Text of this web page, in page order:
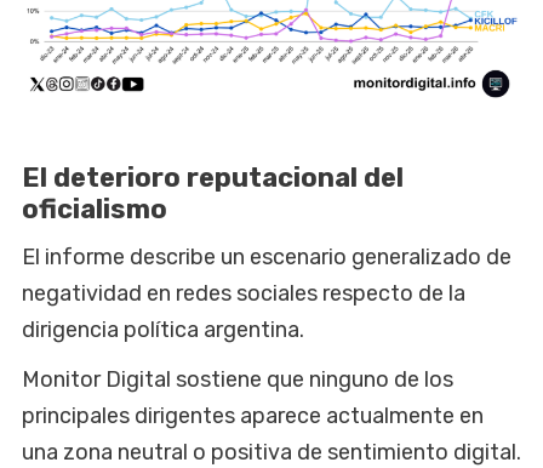
El deterioro reputacional del
oficialismo
El informe describe un escenario generalizado de
negatividad en redes sociales respecto de la
dirigencia política argentina.
Monitor Digital sostiene que ninguno de los
principales dirigentes aparece actualmente en
una zona neutral o positiva de sentimiento digital.